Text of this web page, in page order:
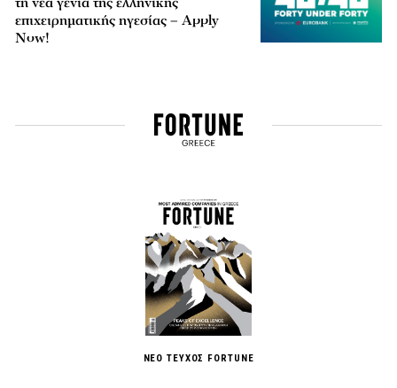
επιχειρηματικής ηγεσίας – Apply
Now!
ΝΕΟ ΤΕΥΧΟΣ FORTUNE